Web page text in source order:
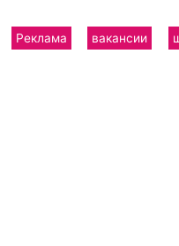
Реклама вакансии